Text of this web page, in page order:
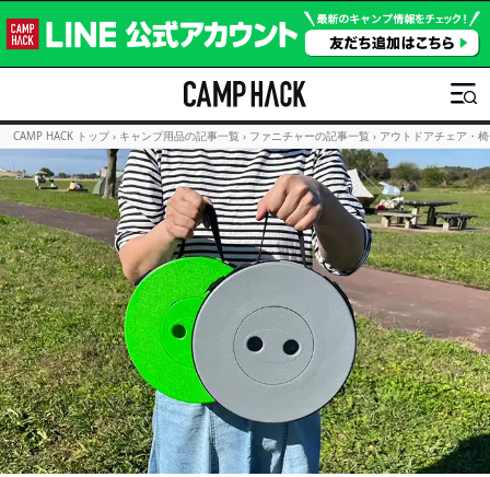
CAMP HACK トップ › キャンプ用品の記事一覧 › ファニチャーの記事一覧 › アウトドアチェア・